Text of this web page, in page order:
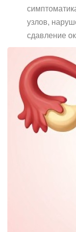
узлов,
сдавление